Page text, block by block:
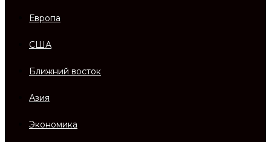
Европа
США
Ближний восток
Азия
Экономика